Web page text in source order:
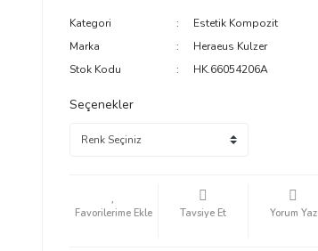
Kategori
Estetik Kompozit
Marka
Heraeus Kulzer
Stok Kodu
HK.66054206A
Seçenekler
Tavsiye Et Yorum Yaz